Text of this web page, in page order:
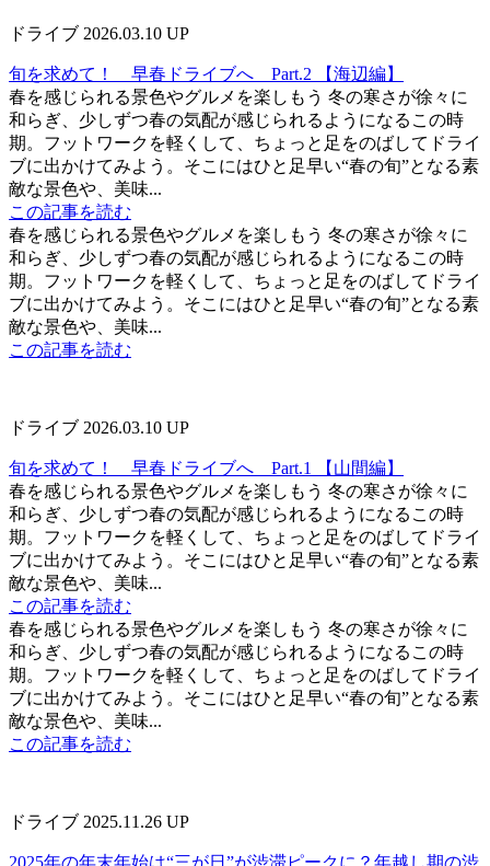
ドライブ 2026.03.10 UP
旬を求めて！ 早春ドライブへ Part.2 【海辺編】
春を感じられる景色やグルメを楽しもう 冬の寒さが徐々に
和らぎ、少しずつ春の気配が感じられるようになるこの時
期。フットワークを軽くして、ちょっと足をのばしてドライ
ブに出かけてみよう。そこにはひと足早い“春の旬”となる素
敵な景色や、美味...
この記事を読む
春を感じられる景色やグルメを楽しもう 冬の寒さが徐々に
和らぎ、少しずつ春の気配が感じられるようになるこの時
期。フットワークを軽くして、ちょっと足をのばしてドライ
ブに出かけてみよう。そこにはひと足早い“春の旬”となる素
敵な景色や、美味...
この記事を読む
ドライブ 2026.03.10 UP
旬を求めて！ 早春ドライブへ Part.1 【山間編】
春を感じられる景色やグルメを楽しもう 冬の寒さが徐々に
和らぎ、少しずつ春の気配が感じられるようになるこの時
期。フットワークを軽くして、ちょっと足をのばしてドライ
ブに出かけてみよう。そこにはひと足早い“春の旬”となる素
敵な景色や、美味...
この記事を読む
春を感じられる景色やグルメを楽しもう 冬の寒さが徐々に
和らぎ、少しずつ春の気配が感じられるようになるこの時
期。フットワークを軽くして、ちょっと足をのばしてドライ
ブに出かけてみよう。そこにはひと足早い“春の旬”となる素
敵な景色や、美味...
この記事を読む
ドライブ 2025.11.26 UP
2025年の年末年始は“三が日”が渋滞ピークに？年越し期の渋